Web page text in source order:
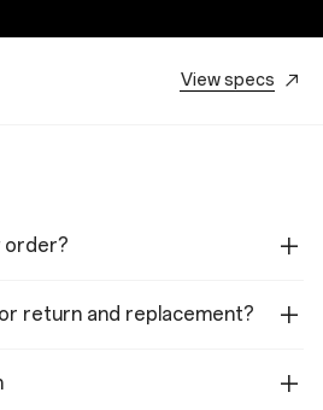
View specs
order?
return and replacement?